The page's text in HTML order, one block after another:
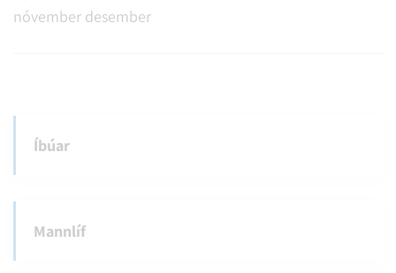
nóvember desember
Íbúar
Mannlíf